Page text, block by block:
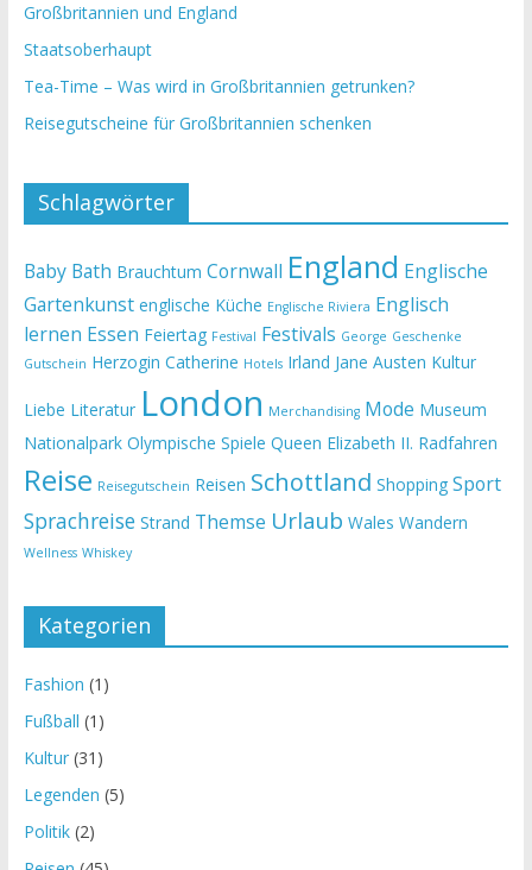
Großbritannien und England
Staatsoberhaupt
Tea-Time – Was wird in Großbritannien getrunken?
Reisegutscheine für Großbritannien schenken
Schlagwörter
Baby Bath Brauchtum Cornwall England Englische
Gartenkunst englische Küche Englische Riviera Englisch
lernen Essen Feiertag Festival Festivals George Geschenke
Gutschein Herzogin Catherine Hotels Irland Jane Austen Kultur
Liebe Literatur London Merchandising Mode Museum
Nationalpark Olympische Spiele Queen Elizabeth II. Radfahren
Reise Reisegutschein Reisen Schottland Shopping Sport
Sprachreise Strand Themse Urlaub Wales Wandern
Wellness Whiskey
Kategorien
Fashion (1)
Fußball (1)
Kultur(31)
Legenden (5)
Politik(2)